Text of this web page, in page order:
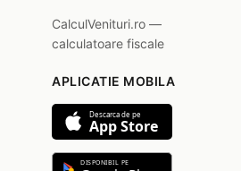
CalculVenituri.ro —
calculatoare fiscale
APLICATIE MOBILA
Descarca de pe
App Store
DISPONIBIL PE